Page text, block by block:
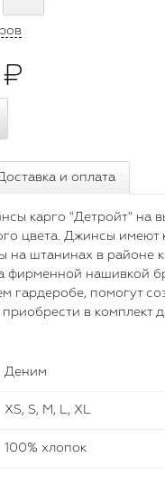
и оплата
карго "Детройт" на
цвета. Джинсы имеют
на штанинах в районе
фирменной нашивкой
гардеробе, помогут
в комплект
Деним
XS, S, M, L, XL
100% хлопок